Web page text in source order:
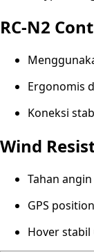
RC-N2
Ergonomis
Koneksi
Wind
Tahan
GPS
Hover